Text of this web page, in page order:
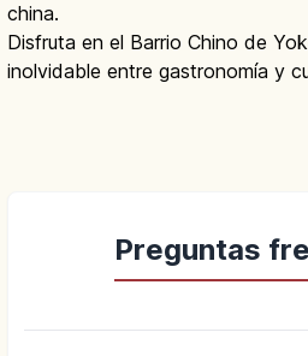
china.
Disfruta en el Barrio Chino de
inolvidable entre gastronomía y
Preguntas